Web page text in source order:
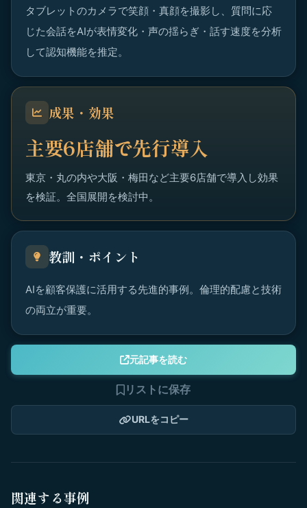
タブレットのカメラで笑顔・真顔を撮影し、質問に応
じた会話をAIが表情変化・声の揺らぎ・話す速度を分析
して認知機能を推定。
成果・効果
主要6店舗で先行導入
東京・丸の内や大阪・梅田など主要6店舗で導入し効果
を検証。全国展開を検討中。
教訓・ポイント
AIを顧客保護に活用する先進的事例。倫理的配慮と技術
の両立が重要。
元記事を読む
リストに保存
URLをコピー
関連する事例